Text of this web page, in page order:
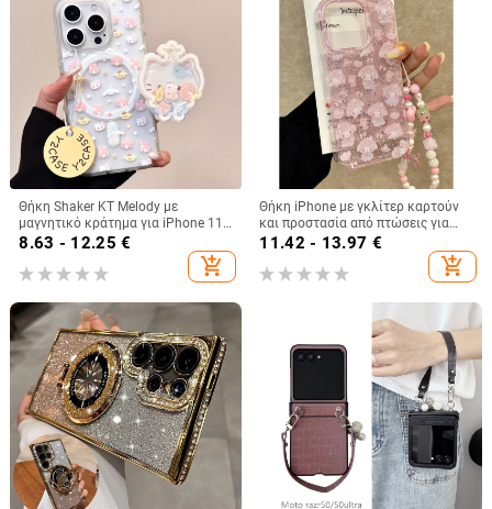
Θήκη Shaker KT Melody με
μαγνητικό κράτημα για iPhone 11-
14 Pro/Max, ακρυλική, ματ
φινίρισμα, αντοχή σε πτώσεις
8.63 - 12.25 €
add_shopping_cart
Θήκη iPhone με γκλίτερ καρτούν
και προστασία από πτώσεις για
iPhone 16 Pro Max, 15, 14 Pro, 13
11.42 - 13.97 €
add_shopping_cart